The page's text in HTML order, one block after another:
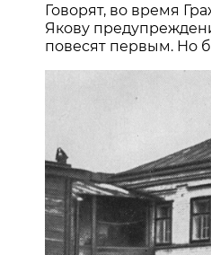
Говорят, во время
Якову
повесят первым. Но